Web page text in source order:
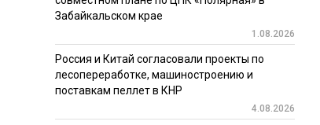
Забайкальском крае
1.08.2026
Россия и Китай согласовали проекты по
лесопереработке, машиностроению и
поставкам пеллет в КНР
4.08.2026